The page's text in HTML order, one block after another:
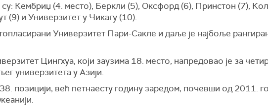
Кембриџ (4. место), Беркли (5), Оксфорд (6), Принстон (7),
(9) и Универзитет у Чикагу (10).
Универзитет Пари-Сакле и даље је најбоље
Цингхуа, који заузима 18. место, напредовао је за
универзитета у Азији.
позицији, већ петнаесту годину заредом, почевши од 2011.